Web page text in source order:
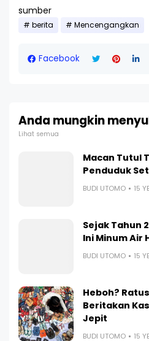
sumber
berita Mencengangkan
Facebook
Anda mungkin
Lihat semua
Macan Tutul
Penduduk
BUDI UTOMO 15
Sejak Tahun
Ini Minum Air
BUDI UTOMO 15
Heboh?
Beritakan
Jepit
BUDI UTOMO 15